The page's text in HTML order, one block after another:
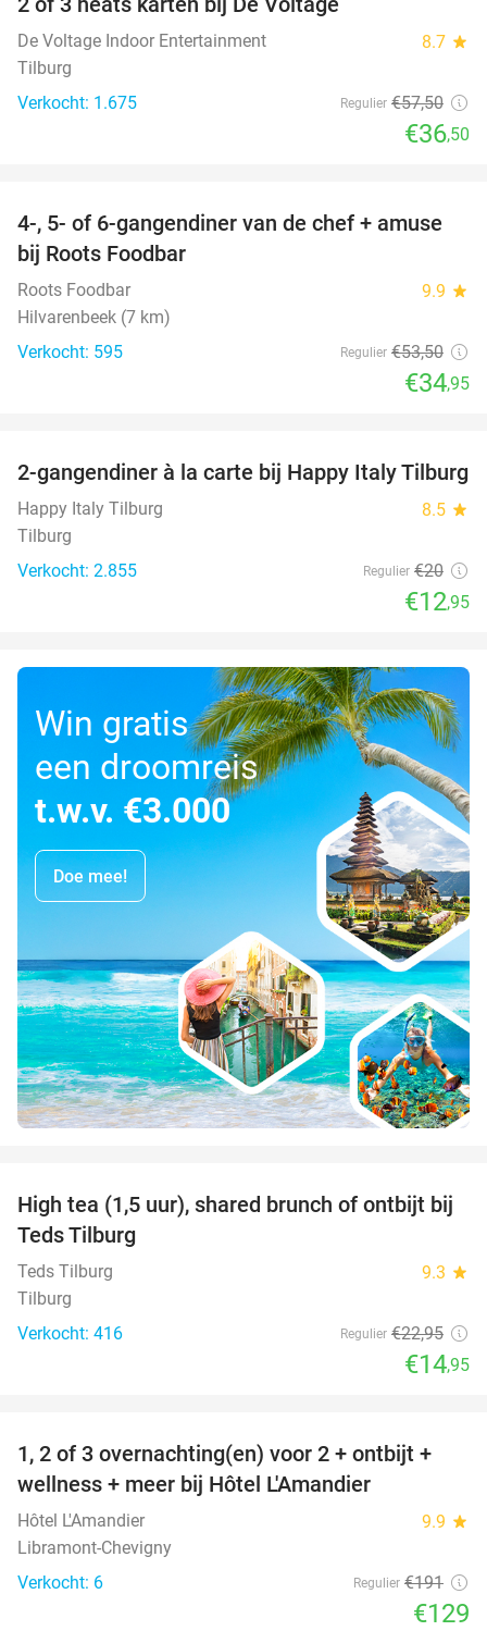
De Voltage Indoor Entertainment 8.7 star
Tilburg
Verkocht: 1.675
Regulier €57,50
€36,50
35%
4-, 5- of 6-gangendiner van de chef + amuse
bij Roots Foodbar
Roots Foodbar 9.9 star
Hilvarenbeek (7 km)
Verkocht: 595
Regulier €53,50
€34,95
35%
2-gangendiner à la carte bij Happy Italy Tilburg
Happy Italy Tilburg 8.5 star
Tilburg
Verkocht: 2.855
Regulier €20
€12,95
Win gratis
een droomreis
t.w.v. €3.000
Doe mee!
35%
High tea (1,5 uur), shared brunch of ontbijt bij
Teds Tilburg
Teds Tilburg 9.3 star
Tilburg
Verkocht: 416
Regulier €22,95
€14,95
32%
TODAY
1, 2 of 3 overnachting(en) voor 2 + ontbijt +
wellness + meer bij Hôtel L'Amandier
Hôtel L'Amandier 9.9 star
Libramont-Chevigny
Verkocht: 6
Regulier €191
€129